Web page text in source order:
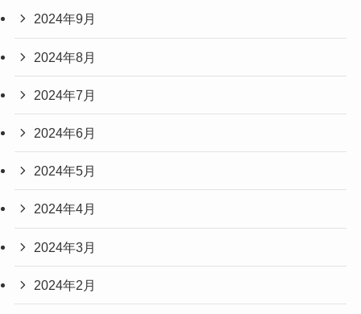
2024年9月
2024年8月
2024年7月
2024年6月
2024年5月
2024年4月
2024年3月
2024年2月